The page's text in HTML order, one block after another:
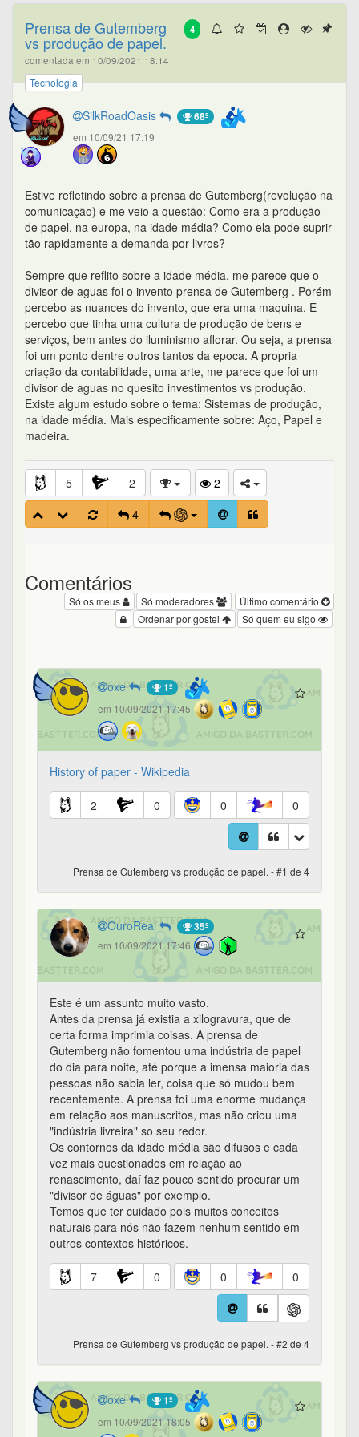
4
Prensa de Gutemberg
vs produção de papel.
comentada em 10/09/2021 18:14
Tecnologia
SilkRoadOasis 68º
em 10/09/21 17:19
Estive refletindo sobre a prensa de Gutemberg(revolução na
comunicação) e me veio a questão: Como era a produção
de papel, na europa, na idade média? Como ela pode suprir
tão rapidamente a demanda por livros?
Sempre que reflito sobre a idade média, me parece que o
divisor de aguas foi o invento prensa de Gutemberg . Porém
percebo as nuances do invento, que era uma maquina. E
percebo que tinha uma cultura de produção de bens e
serviços, bem antes do iluminismo aflorar. Ou seja, a prensa
foi um ponto dentre outros tantos da epoca. A propria
criação da contabilidade, uma arte, me parece que foi um
divisor de aguas no quesito investimentos vs produção.
Existe algum estudo sobre o tema: Sistemas de produção,
na idade média. Mais especificamente sobre: Aço, Papel e
madeira.
5 2
2
4
Comentários
Último comentário
Só moderadores
Só os meus
Só quem eu sigo
Ordenar por gostei
oxe 1º
em 10/09/2021 17:45
History of paper - Wikipedia
2 0 0 0
Prensa de Gutemberg vs produção de papel. - #1 de 4
OuroReal 35º
em 10/09/2021 17:46
Este é um assunto muito vasto.
Antes da prensa já existia a xilogravura, que de
certa forma imprimia coisas. A prensa de
Gutemberg não fomentou uma indústria de papel
do dia para noite, até porque a imensa maioria das
pessoas não sabia ler, coisa que só mudou bem
recentemente. A prensa foi uma enorme mudança
em relação aos manuscritos, mas não criou uma
"indústria livreira" so seu redor.
Os contornos da idade média são difusos e cada
vez mais questionados em relação ao
renascimento, daí faz pouco sentido procurar um
"divisor de águas" por exemplo.
Temos que ter cuidado pois muitos conceitos
naturais para nós não fazem nenhum sentido em
outros contextos históricos.
7 0 0 0
Prensa de Gutemberg vs produção de papel. - #2 de 4
oxe 1º
em 10/09/2021 18:05